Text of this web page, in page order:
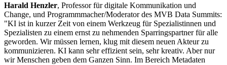
Harald Henzler, Professor für digitale Kommunikation und
Change, und Programmmacher/Moderator des MVB Data Summits:
"KI ist in kurzer Zeit von einem Werkzeug für Spezialistinnen und
Spezialisten zu einem ernst zu nehmenden Sparringspartner für alle
geworden. Wir müssen lernen, klug mit diesem neuen Akteur zu
kommunizieren. KI kann sehr effizient sein, sehr kreativ. Aber nur
wir Menschen geben dem Ganzen Sinn. Im Bereich Metadaten